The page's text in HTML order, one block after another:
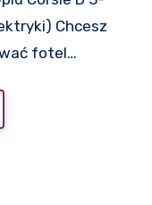
Chcesz
fotel…